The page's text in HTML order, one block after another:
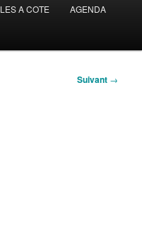
LES A COTE AGENDA
Suivant →